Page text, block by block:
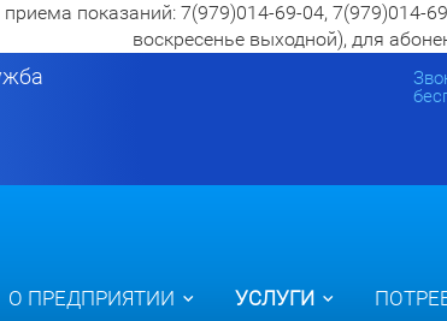
показаний: 7(979)014-69-04, 7(979)014-
воскресенье выходной), для
О ПРЕДПРИЯТИИ УСЛУГИ